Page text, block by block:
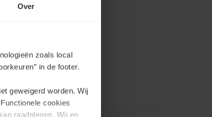
Over
zoals local
in de footer.
geweigerd worden. Wij
cookies
raadplegen. Wij en